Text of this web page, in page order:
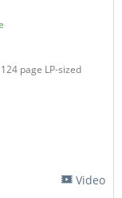
page LP-sized
Video